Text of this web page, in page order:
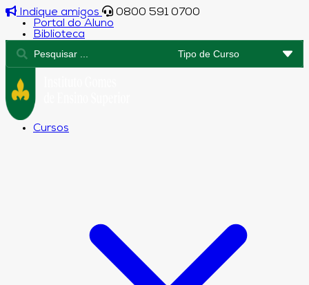
Indique amigos
0800 591 0700
Portal do Aluno
Biblioteca
Cursos